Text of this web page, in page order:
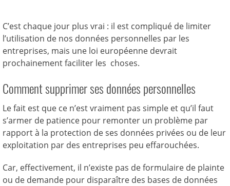
C’est chaque jour plus vrai : il est compliqué de limiter
l’utilisation de nos données personnelles par les
entreprises, mais une loi européenne devrait
prochainement faciliter les choses.
Comment supprimer ses données personnelles
Le fait est que ce n’est vraiment pas simple et qu’il faut
s’armer de patience pour remonter un problème par
rapport à la protection de ses données privées ou de leur
exploitation par des entreprises peu effarouchées.
Car, effectivement, il n’existe pas de formulaire de plainte
ou de demande pour disparaître des bases de données